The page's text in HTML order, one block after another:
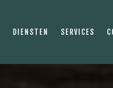
DIENSTEN SERVICES